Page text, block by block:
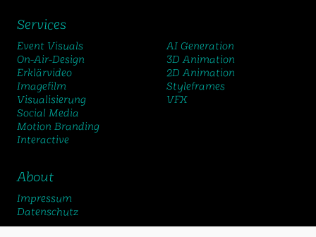
Services
Event Visuals
On-Air-Design
Erklärvideo
Imagefilm
Visualisierung
Social Media
Motion Branding
Interactive
AI Generation
3D Animation
2D Animation
Styleframes
VFX
About
Impressum
Datenschutz